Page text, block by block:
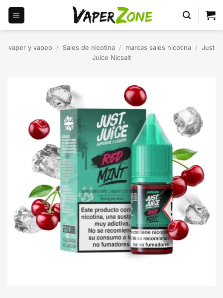
Saltar
contenido
vaper y vapeo / Sales de nicotina / marcas sales nicotina / Just
Juice Nicsalt